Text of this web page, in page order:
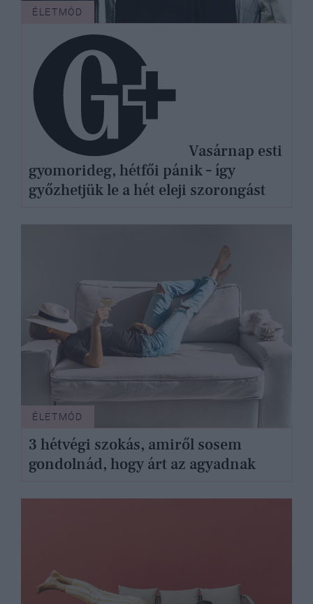
ÉLETMÓD
Vasárnap esti
gyomorideg, hétfői pánik – így
győzhetjük le a hét eleji szorongást
ÉLETMÓD
3 hétvégi szokás, amiről sosem
gondolnád, hogy árt az agyadnak